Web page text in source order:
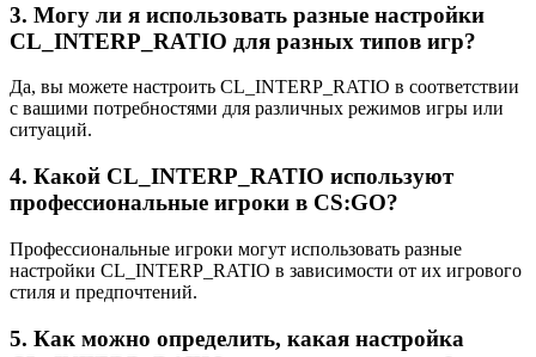
3. Могу ли я использовать разные настройки
CL_INTERP_RATIO для разных типов игр?
Да, вы можете настроить CL_INTERP_RATIO в соответствии
с вашими потребностями для различных режимов игры или
ситуаций.
4. Какой CL_INTERP_RATIO используют
профессиональные игроки в CS:GO?
Профессиональные игроки могут использовать разные
настройки CL_INTERP_RATIO в зависимости от их игрового
стиля и предпочтений.
5. Как можно определить, какая настройка